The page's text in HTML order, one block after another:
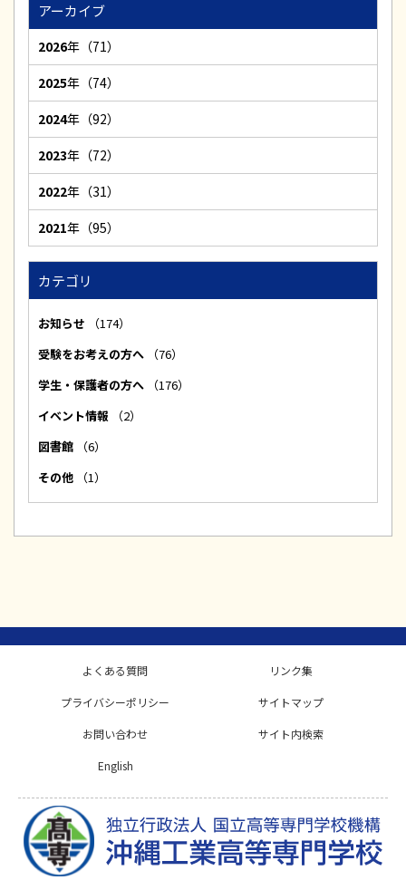
アーカイブ
2026年（71）
2025年（74）
2024年（92）
2023年（72）
2022年（31）
2021年（95）
カテゴリ
お知らせ
（174）
受験をお考えの方へ
（76）
学生・保護者の方へ
（176）
イベント情報
（2）
図書館
（6）
その他
（1）
よくある質問 リンク集
プライバシーポリシー サイトマップ
お問い合わせ サイト内検索
English